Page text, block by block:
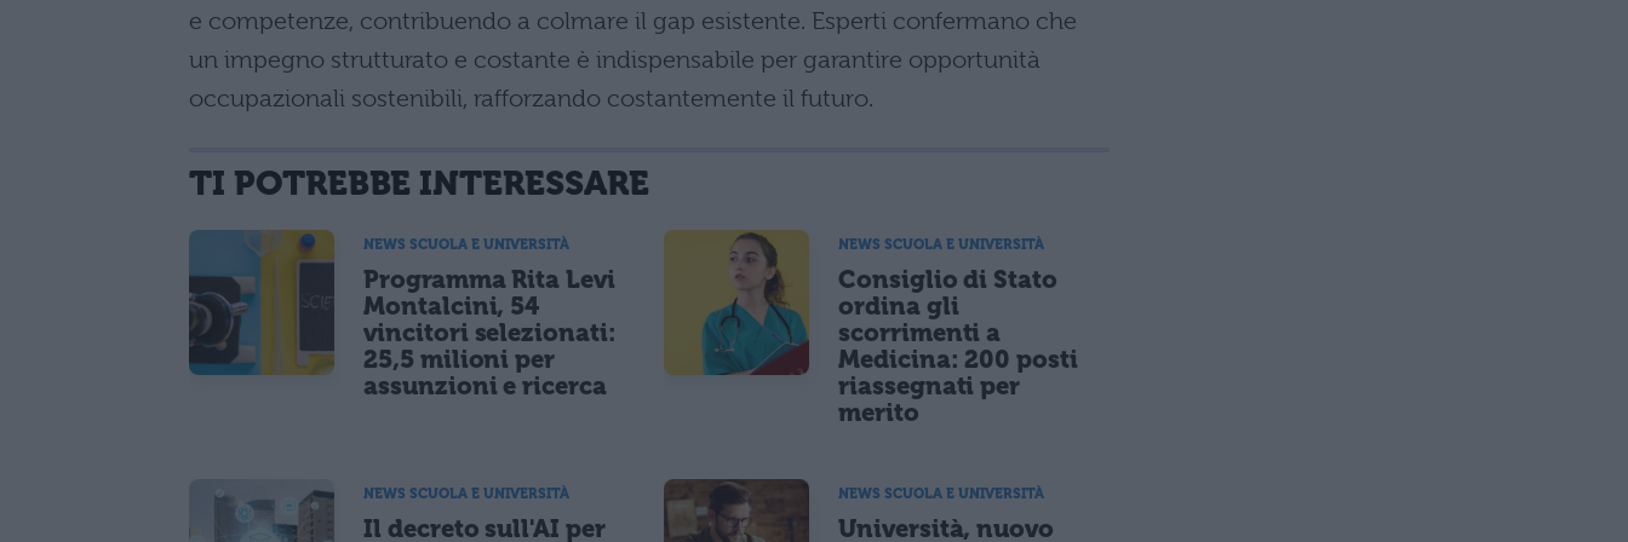
e competenze, contribuendo a colmare il gap esistente. Esperti confermano che
un impegno strutturato e costante è indispensabile per garantire opportunità
occupazionali sostenibili, rafforzando costantemente il futuro.
TI POTREBBE INTERESSARE
NEWS SCUOLA E UNIVERSITÀ
Programma Rita Levi
Montalcini, 54
vincitori selezionati:
25,5 milioni per
assunzioni e ricerca
NEWS SCUOLA E UNIVERSITÀ
Consiglio di Stato
ordina gli
scorrimenti a
Medicina: 200 posti
riassegnati per
merito
NEWS SCUOLA E UNIVERSITÀ
Il decreto sull'AI per
NEWS SCUOLA E UNIVERSITÀ
Università, nuovo